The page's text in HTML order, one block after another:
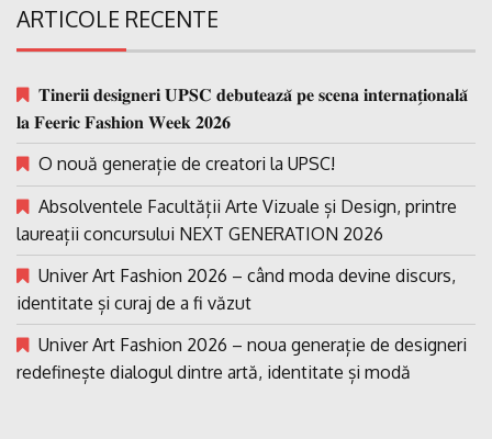
ARTICOLE RECENTE
𝐓𝐢𝐧𝐞𝐫𝐢𝐢 𝐝𝐞𝐬𝐢𝐠𝐧𝐞𝐫𝐢 𝐔𝐏𝐒𝐂 𝐝𝐞𝐛𝐮𝐭𝐞𝐚𝐳𝐚̆ 𝐩𝐞 𝐬𝐜𝐞𝐧𝐚 𝐢𝐧𝐭𝐞𝐫𝐧𝐚𝐭̗𝐢𝐨𝐧𝐚𝐥𝐚̆
𝐥𝐚 𝐅𝐞𝐞𝐫𝐢𝐜 𝐅𝐚𝐬𝐡𝐢𝐨𝐧 𝐖𝐞𝐞𝐤 𝟐𝟎𝟐𝟔
O nouă generație de creatori la UPSC!
Absolventele Facultății Arte Vizuale și Design, printre
laureații concursului NEXT GENERATION 2026
Univer Art Fashion 2026 – când moda devine discurs,
identitate și curaj de a fi văzut
Univer Art Fashion 2026 – noua generație de designeri
redefinește dialogul dintre artă, identitate și modă